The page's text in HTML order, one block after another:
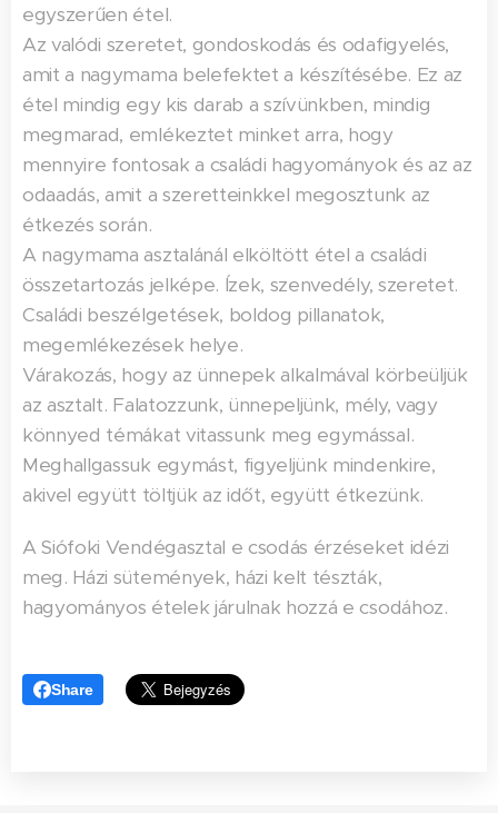
egyszerűen étel.
Az valódi szeretet, gondoskodás és odafigyelés,
amit a nagymama belefektet a készítésébe. Ez az
étel mindig egy kis darab a szívünkben, mindig
megmarad, emlékeztet minket arra, hogy
mennyire fontosak a családi hagyományok és az az
odaadás, amit a szeretteinkkel megosztunk az
étkezés során.
A nagymama asztalánál elköltött étel a családi
összetartozás jelképe. Ízek, szenvedély, szeretet.
Családi beszélgetések, boldog pillanatok,
megemlékezések helye.
Várakozás, hogy az ünnepek alkalmával körbeüljük
az asztalt. Falatozzunk, ünnepeljünk, mély, vagy
könnyed témákat vitassunk meg egymással.
Meghallgassuk egymást, figyeljünk mindenkire,
akivel együtt töltjük az időt, együtt étkezünk.
A Siófoki Vendégasztal e csodás érzéseket idézi
meg. Házi sütemények, házi kelt tészták,
hagyományos ételek járulnak hozzá e csodához.
Share